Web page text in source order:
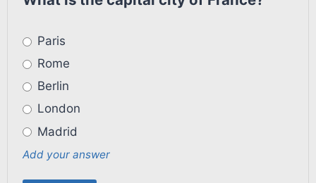
Paris
Rome
Berlin
London
Madrid
Add your answer